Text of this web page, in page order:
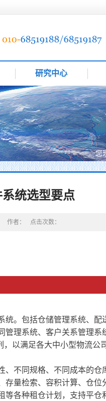
研究中心
您
统选型要点
作者： 点击次数：
。包括仓储管理系统、配
理系统、客户关系管理
以满足各大中小型物流公
不同规格、不同成本的仓
量检索、容积计算、仓位
各种租仓计划，支持平